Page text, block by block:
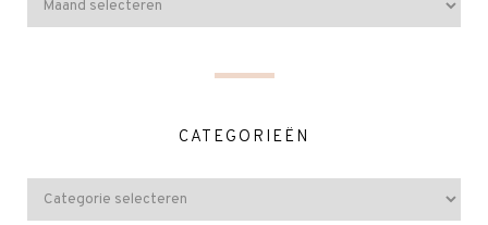
CATEGORIEËN